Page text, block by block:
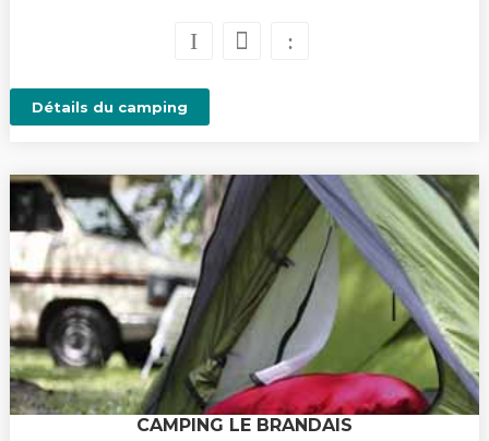
Détails du camping
CAMPING LE BRANDAIS